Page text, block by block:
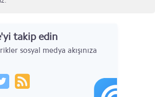
takip edin
sosyal medya akışınıza